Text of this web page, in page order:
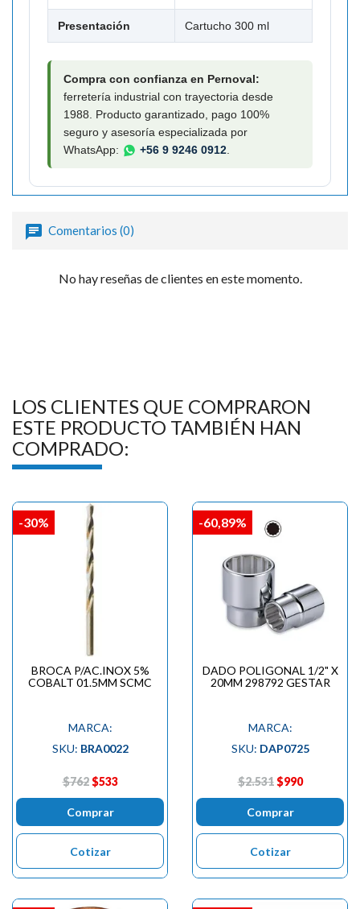
Presentación Cartucho 300 ml
Compra con confianza en Pernoval:
ferretería industrial con trayectoria desde
1988. Producto garantizado, pago 100%
seguro y asesoría especializada por
WhatsApp:
+56 9 9246 0912
Comentarios (0)
No hay reseñas de clientes en este momento.
LOS CLIENTES QUE COMPRARON
ESTE PRODUCTO TAMBIÉN HAN
COMPRADO:
BROCA P/AC.INOX 5%
COBALT 01.5MM SCMC
MARCA:
SKU: BRA0022
$762 $533
Comprar
Cotizar
-30%
DADO POLIGONAL 1/2" X
20MM 298792 GESTAR
MARCA:
SKU: DAP0725
$2.531 $990
Comprar
Cotizar
-60,89%